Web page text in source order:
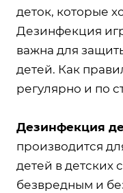
деток, которые
Дезинфекция
важна для
детей. Как
регулярно и по
Дезинфекция
производится
детей в детских
безвредным и